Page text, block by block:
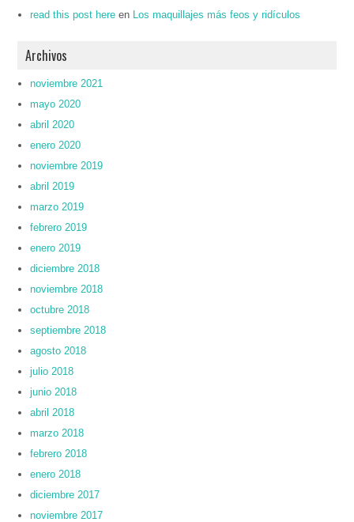
read this post here en Los maquillajes más feos y ridículos
Archivos
noviembre 2021
mayo 2020
abril 2020
enero 2020
noviembre 2019
abril 2019
marzo 2019
febrero 2019
enero 2019
diciembre 2018
noviembre 2018
octubre 2018
septiembre 2018
agosto 2018
julio 2018
junio 2018
abril 2018
marzo 2018
febrero 2018
enero 2018
diciembre 2017
noviembre 2017